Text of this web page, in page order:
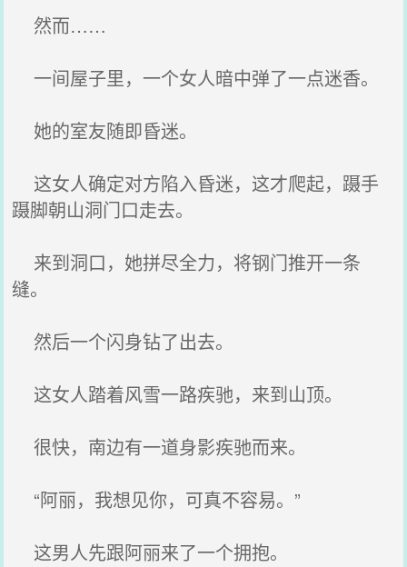
然而……
一间屋子里，一个女人暗中弹了一点迷香。
她的室友随即昏迷。
这女人确定对方陷入昏迷，这才爬起，蹑手
蹑脚朝山洞门口走去。
来到洞口，她拼尽全力，将钢门推开一条
缝。
然后一个闪身钻了出去。
这女人踏着风雪一路疾驰，来到山顶。
很快，南边有一道身影疾驰而来。
“阿丽，我想见你，可真不容易。”
这男人先跟阿丽来了一个拥抱。